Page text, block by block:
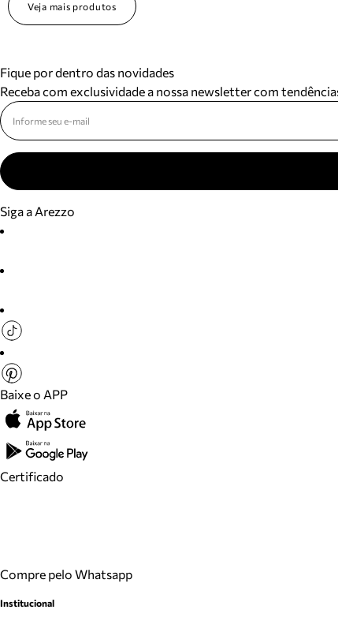
Veja mais produtos
Fique por dentro das novidades
Receba com exclusividade a nossa newsletter com
Siga a Arezzo
Baixe o APP
Certificado
Compre pelo Whatsapp
Institucional